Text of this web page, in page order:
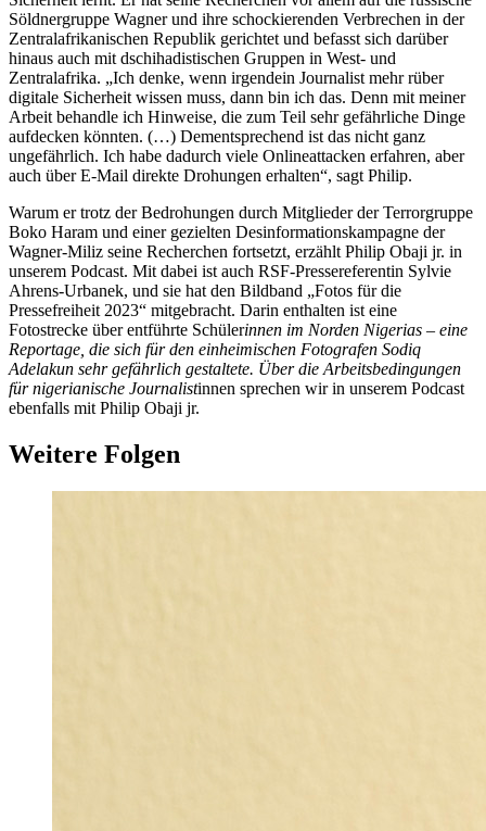
Söldnergruppe Wagner und ihre schockierenden Verbrechen in der
Zentralafrikanischen Republik gerichtet und befasst sich darüber
hinaus auch mit dschihadistischen Gruppen in West- und
Zentralafrika. „Ich denke, wenn irgendein Journalist mehr rüber
digitale Sicherheit wissen muss, dann bin ich das. Denn mit meiner
Arbeit behandle ich Hinweise, die zum Teil sehr gefährliche Dinge
aufdecken könnten. (…) Dementsprechend ist das nicht ganz
ungefährlich. Ich habe dadurch viele Onlineattacken erfahren, aber
auch über E-Mail direkte Drohungen erhalten“, sagt Philip.
Warum er trotz der Bedrohungen durch Mitglieder der Terrorgruppe
Boko Haram und einer gezielten Desinformationskampagne der
Wagner-Miliz seine Recherchen fortsetzt, erzählt Philip Obaji jr. in
unserem Podcast. Mit dabei ist auch RSF-Pressereferentin Sylvie
Ahrens-Urbanek, und sie hat den Bildband „Fotos für die
Pressefreiheit 2023“ mitgebracht. Darin enthalten ist eine
Fotostrecke über entführte Schülerinnen im Norden Nigerias – eine
Reportage, die sich für den einheimischen Fotografen Sodiq
Adelakun sehr gefährlich gestaltete. Über die Arbeitsbedingungen
für nigerianische Journalistinnen sprechen wir in unserem Podcast
ebenfalls mit Philip Obaji jr.
Weitere Folgen